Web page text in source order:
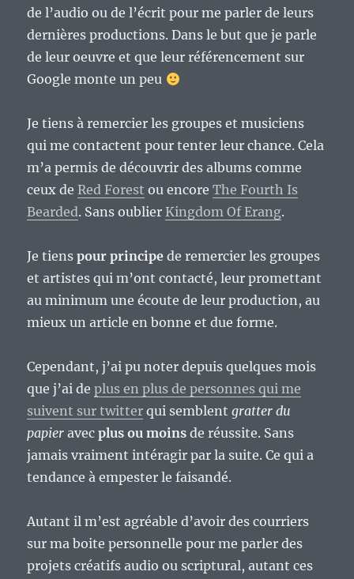
de l’audio ou de l’écrit pour me parler de leurs
dernières productions. Dans le but que je parle
de leur oeuvre et que leur référencement sur
Google monte un peu
Je tiens à remercier les groupes et musiciens
qui me contactent pour tenter leur chance. Cela
m’a permis de découvrir des albums comme
ceux deRed Forest ou encoreThe Fourth Is
Bearded. Sans oublier Kingdom Of Erang.
Je tienspour principe de remercier les groupes
et artistes qui m’ont contacté, leur promettant
au minimum une écoute de leur production, au
mieux un article en bonne et due forme.
Cependant, j’ai pu noter depuis quelques mois
que j’ai deplus en plus de personnes qui me
suivent sur twitter qui semblentgratter du
papier avecplus ou moins de réussite. Sans
jamais vraiment intéragir par la suite. Ce qui a
tendance à empester le faisandé.
Autant il m’est agréable d’avoir des courriers
sur ma boite personnelle pour me parler des
projets créatifs audio ou scriptural, autant ces